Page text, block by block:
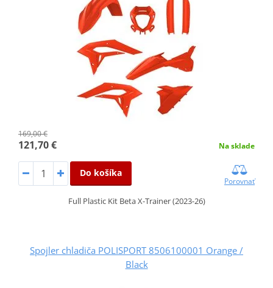
169,00 €
121,70 € Na sklade
Do košíka
Porovnať
Full Plastic Kit Beta X-Trainer (2023-26)
Spojler chladiča POLISPORT 8506100001 Orange /
Black